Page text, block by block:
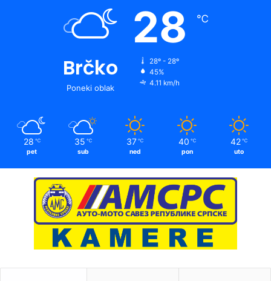
Brčko
Poneki oblak
28 ℃
28º - 28º
45%
4.11 km/h
28 ℃
pet
35 ℃
sub
37 ℃
ned
40 ℃
pon
42 ℃
uto